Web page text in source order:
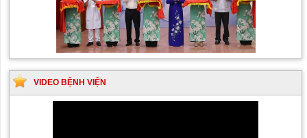
VIDEO BỆNH VIỆN